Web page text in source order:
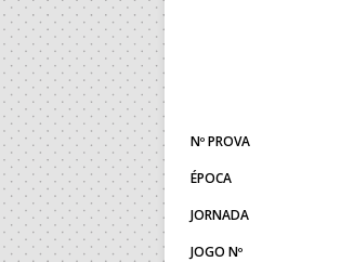
Nº PROVA
ÉPOCA
JORNADA
JOGO Nº